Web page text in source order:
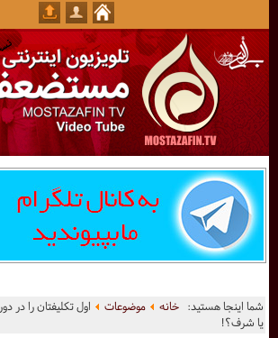
شما اینجا هستید:خانه موضوعات
اول تکلیفتان را
یا شرف؟!